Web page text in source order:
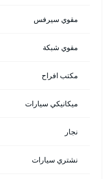
مقوي سيرفس
مقوي شبكة
مكتب افراح
ميكانيكي سيارات
نجار
نشتري سيارات